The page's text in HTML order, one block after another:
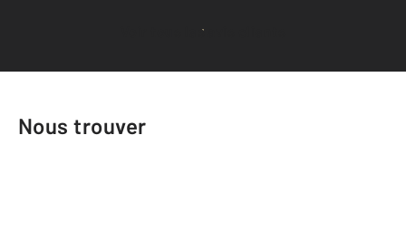
Voir tous les avis clients
Nous trouver